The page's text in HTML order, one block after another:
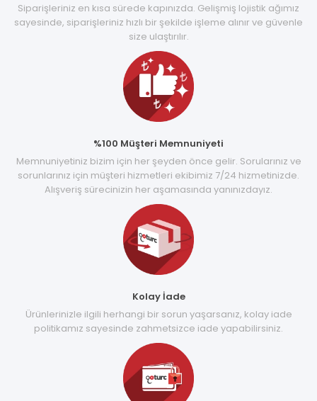
Siparişleriniz en kısa sürede kapınızda. Gelişmiş lojistik ağımız
sayesinde, siparişleriniz hızlı bir şekilde işleme alınır ve güvenle
size ulaştırılır.
%100 Müşteri Memnuniyeti
Memnuniyetiniz bizim için her şeyden önce gelir. Sorularınız ve
sorunlarınız için müşteri hizmetleri ekibimiz 7/24 hizmetinizde.
Alışveriş sürecinizin her aşamasında yanınızdayız.
Kolay İade
Ürünlerinizle ilgili herhangi bir sorun yaşarsanız, kolay iade
politikamız sayesinde zahmetsizce iade yapabilirsiniz.